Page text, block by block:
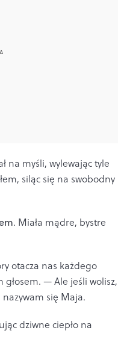
na myśli, wylewając tyle
siląc się na swobodny
. Miała mądre, bystre
otacza nas każdego
— Ale jeśli wolisz,
się Maja.
dziwne ciepło na